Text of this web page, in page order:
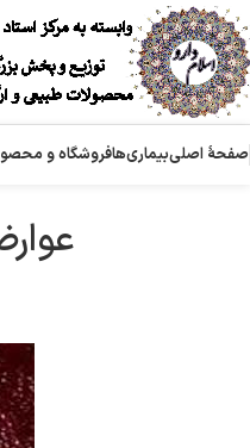
صفحۀ اصلیبیماری‌هافروشگاه و